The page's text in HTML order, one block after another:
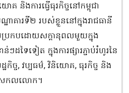
គ និងការធ្វើធុរកិច្ចនៅកម្ពុជា
ឋាគារទី២ របស់ខ្លួននៅក្នុងរាជធានី
រកបដោយសក្តានុពលមួយក្នុង
ទៃទៀត ក្នុងការផ្សារភ្ជាប់រំហូរនៃ
ច្ច, វប្បធម៌, វិនិយោគ, ធុរកិច្ច និង
កលលោក។